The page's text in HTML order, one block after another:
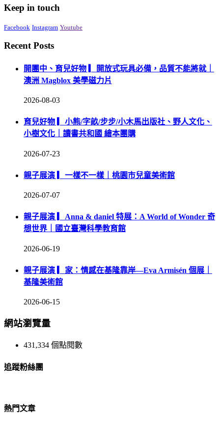
Keep in touch
Facebook Instagram Youtube
Recent Posts
開團中、育兒好物 ▎開放式玩具必備，品質不能將就｜
澳洲 Magblox 美學磁力片
2026-08-03
育兒好物 ▎小熊/字畝/步步/小木馬出版社、野人文化、
小樹文化｜讀書共和國 繪本團購
2026-07-23
親子展演 ▎一樣不一樣｜桃園市兒童美術館
2026-07-07
親子展演 ▎Anna & daniel 特展：A World of Wonder 奇
想世界｜國立臺灣科學教育館
2026-06-19
親子展演 ▎家：情感在基隆靠岸—Eva Armisén 個展｜
基隆美術館
2026-06-15
網站瀏覽量
431,334 個點閱數
追蹤粉絲團
熱門文章